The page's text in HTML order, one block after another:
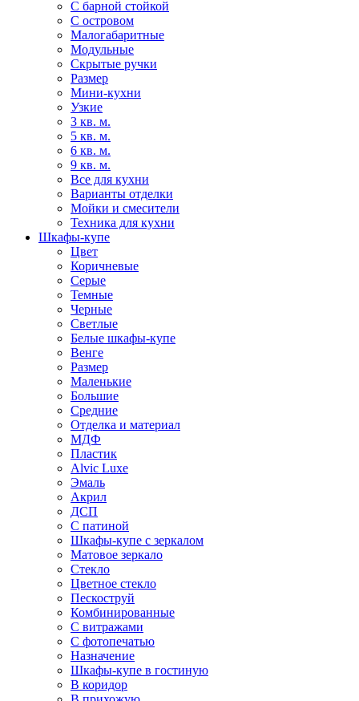
С барной стойкой
С островом
Малогабаритные
Модульные
Скрытые ручки
Размер
Мини-кухни
Узкие
3 кв. м.
5 кв. м.
6 кв. м.
9 кв. м.
Все для кухни
Варианты отделки
Мойки и смесители
Техника для кухни
Шкафы-купе
Цвет
Коричневые
Серые
Темные
Черные
Светлые
Белые шкафы-купе
Венге
Размер
Маленькие
Большие
Средние
Отделка и материал
МДФ
Пластик
Alvic Luxe
Эмаль
Акрил
ДСП
С патиной
Шкафы-купе с зеркалом
Матовое зеркало
Стекло
Цветное стекло
Пескоструй
Комбинированные
С витражами
С фотопечатью
Назначение
Шкафы-купе в гостиную
В коридор